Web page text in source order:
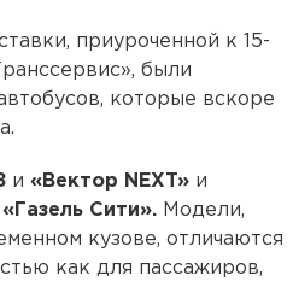
приуроченной к 15-
были
которые вскоре
и «Вектор NEXT» и
«Газель Сити». Модели,
кузове, отличаются
как для пассажиров,